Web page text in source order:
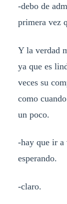
-debo de
primera vez
Y la verdad
ya que es
veces su
como
un poco.
-hay que ir a
esperando.
-claro.